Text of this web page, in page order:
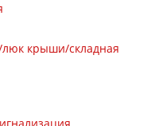
крыши/складная